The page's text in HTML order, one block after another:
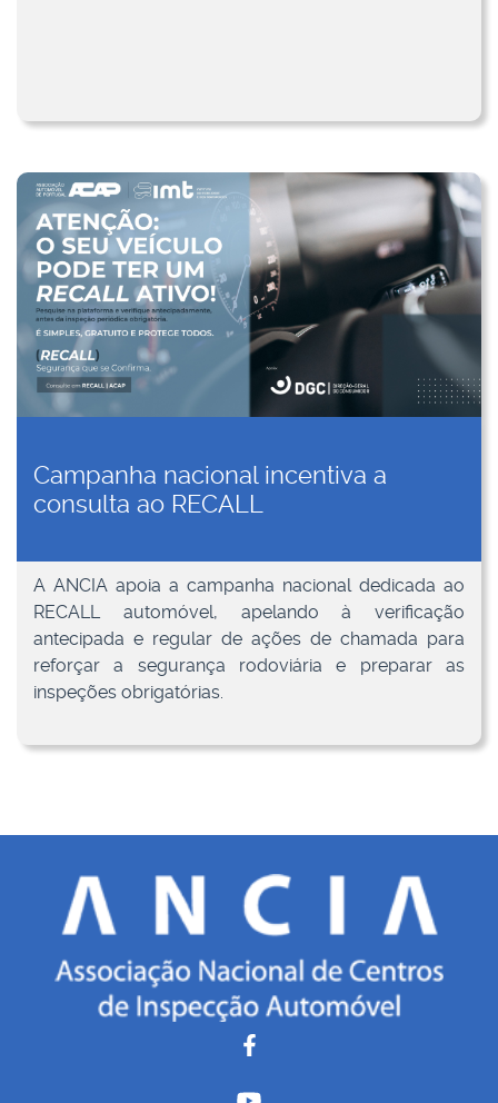
Campanha nacional incentiva a
consulta ao RECALL
A ANCIA apoia a campanha nacional dedicada ao
RECALL automóvel, apelando à verificação
antecipada e regular de ações de chamada para
reforçar a segurança rodoviária e preparar as
inspeções obrigatórias.